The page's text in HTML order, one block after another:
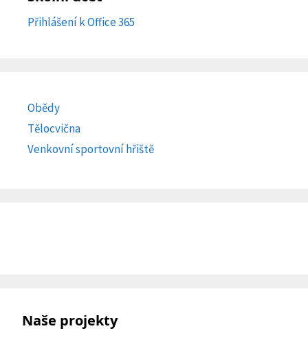
Přihlášení k Office 365
Obědy
Tělocvična
Venkovní sportovní hřiště
Naše projekty